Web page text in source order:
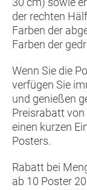
der rechten
Farben der
Farben der
Wenn Sie die
verfügen Sie
und genießen
Preisrabatt von
einen kurzen
Posters.
Rabatt bei
ab 10 Poster